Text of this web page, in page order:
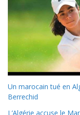
Un marocain tué en
Berrechid
L’Algérie accuse le